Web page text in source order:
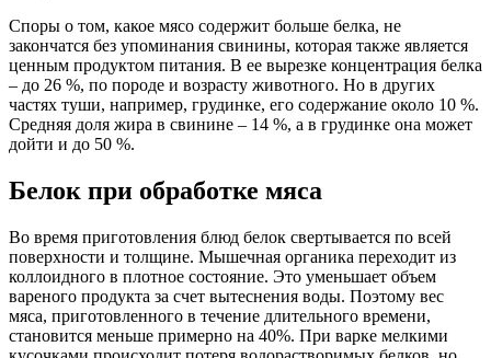
Споры о том, какое мясо содержит больше белка, не
закончатся без упоминания свинины, которая также является
ценным продуктом питания. В ее вырезке концентрация белка
– до 26 %, по породе и возрасту животного. Но в других
частях туши, например, грудинке, его содержание около 10 %.
Средняя доля жира в свинине – 14 %, а в грудинке она может
дойти и до 50 %.
Белок при обработке мяса
Во время приготовления блюд белок свертывается по всей
поверхности и толщине. Мышечная органика переходит из
коллоидного в плотное состояние. Это уменьшает объем
вареного продукта за счет вытеснения воды. Поэтому вес
мяса, приготовленного в течение длительного времени,
становится меньше примерно на 40%. При варке мелкими